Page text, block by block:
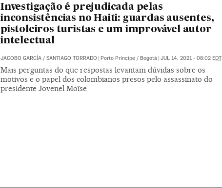
Investigação é prejudicada pelas
inconsistências no Haiti: guardas ausentes,
pistoleiros turistas e um improvável autor
intelectual
JACOBO GARCÍA/ SANTIAGO TORRADO Porto Príncipe / Bogotá JUL 14, 2021 - 08:02 EDT
Mais perguntas do que respostas levantam dúvidas sobre os
motivos e o papel dos colombianos presos pelo assassinato do
presidente Jovenel Moïse